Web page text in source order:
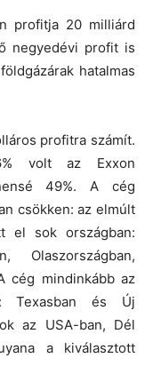
profitja 20 milliárd
negyedévi profit is
hatalmas
profitra számít.
volt az Exxon
49%. A cég
csökken: az elmúlt
el sok országban:
Olaszországban,
cég mindinkább az
Texasban és Új
az USA-ban, Dél
a kiválasztott